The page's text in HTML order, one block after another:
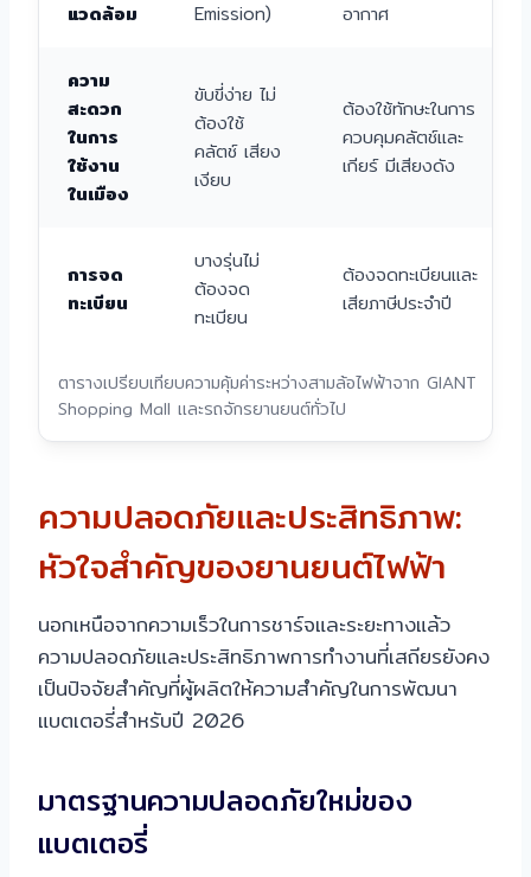
ตารางเปรียบเทียบความคุ้มค่าระหว่างสามล้อไฟฟ้าจาก GIANT
Shopping Mall และรถจักรยานยนต์ทั่วไป
แวดล้อม
Emission)
อากาศ
ความ
สะดวก
ในการ
ใช้งาน
ในเมือง
ขับขี่ง่าย ไม่
ต้องใช้
คลัตช์ เสียง
เงียบ
ต้องใช้ทักษะในการ
ควบคุมคลัตช์และ
เกียร์ มีเสียงดัง
การจด
ทะเบียน
บางรุ่นไม่
ต้องจด
ทะเบียน
ต้องจดทะเบียนและ
เสียภาษีประจำปี
ความปลอดภัยและประสิทธิภาพ:
หัวใจสำคัญของยานยนต์ไฟฟ้า
นอกเหนือจากความเร็วในการชาร์จและระยะทางแล้ว
ความปลอดภัยและประสิทธิภาพการทำงานที่เสถียรยังคง
เป็นปัจจัยสำคัญที่ผู้ผลิตให้ความสำคัญในการพัฒนา
แบตเตอรี่สำหรับปี 2026
มาตรฐานความปลอดภัยใหม่ของ
แบตเตอรี่